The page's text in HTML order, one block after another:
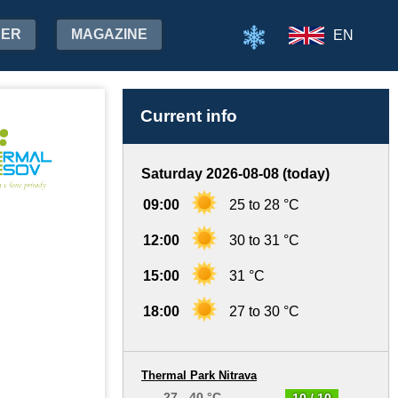
MAGAZINE EN
Current info
Saturday 2026-08-08 (today)
09:00 25 to 28 °C
12:00 30 to 31 °C
15:00 31 °C
18:00 27 to 30 °C
Thermal Park Nitrava